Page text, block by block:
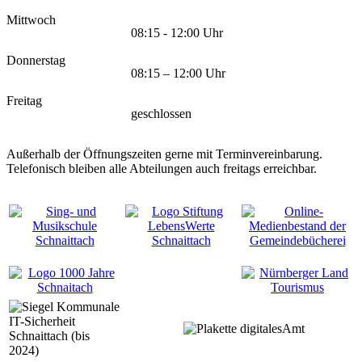
Mittwoch
08:15 - 12:00 Uhr
Donnerstag
08:15 – 12:00 Uhr
Freitag
geschlossen
Außerhalb der Öffnungszeiten gerne mit Terminvereinbarung.
Telefonisch bleiben alle Abteilungen auch freitags erreichbar.